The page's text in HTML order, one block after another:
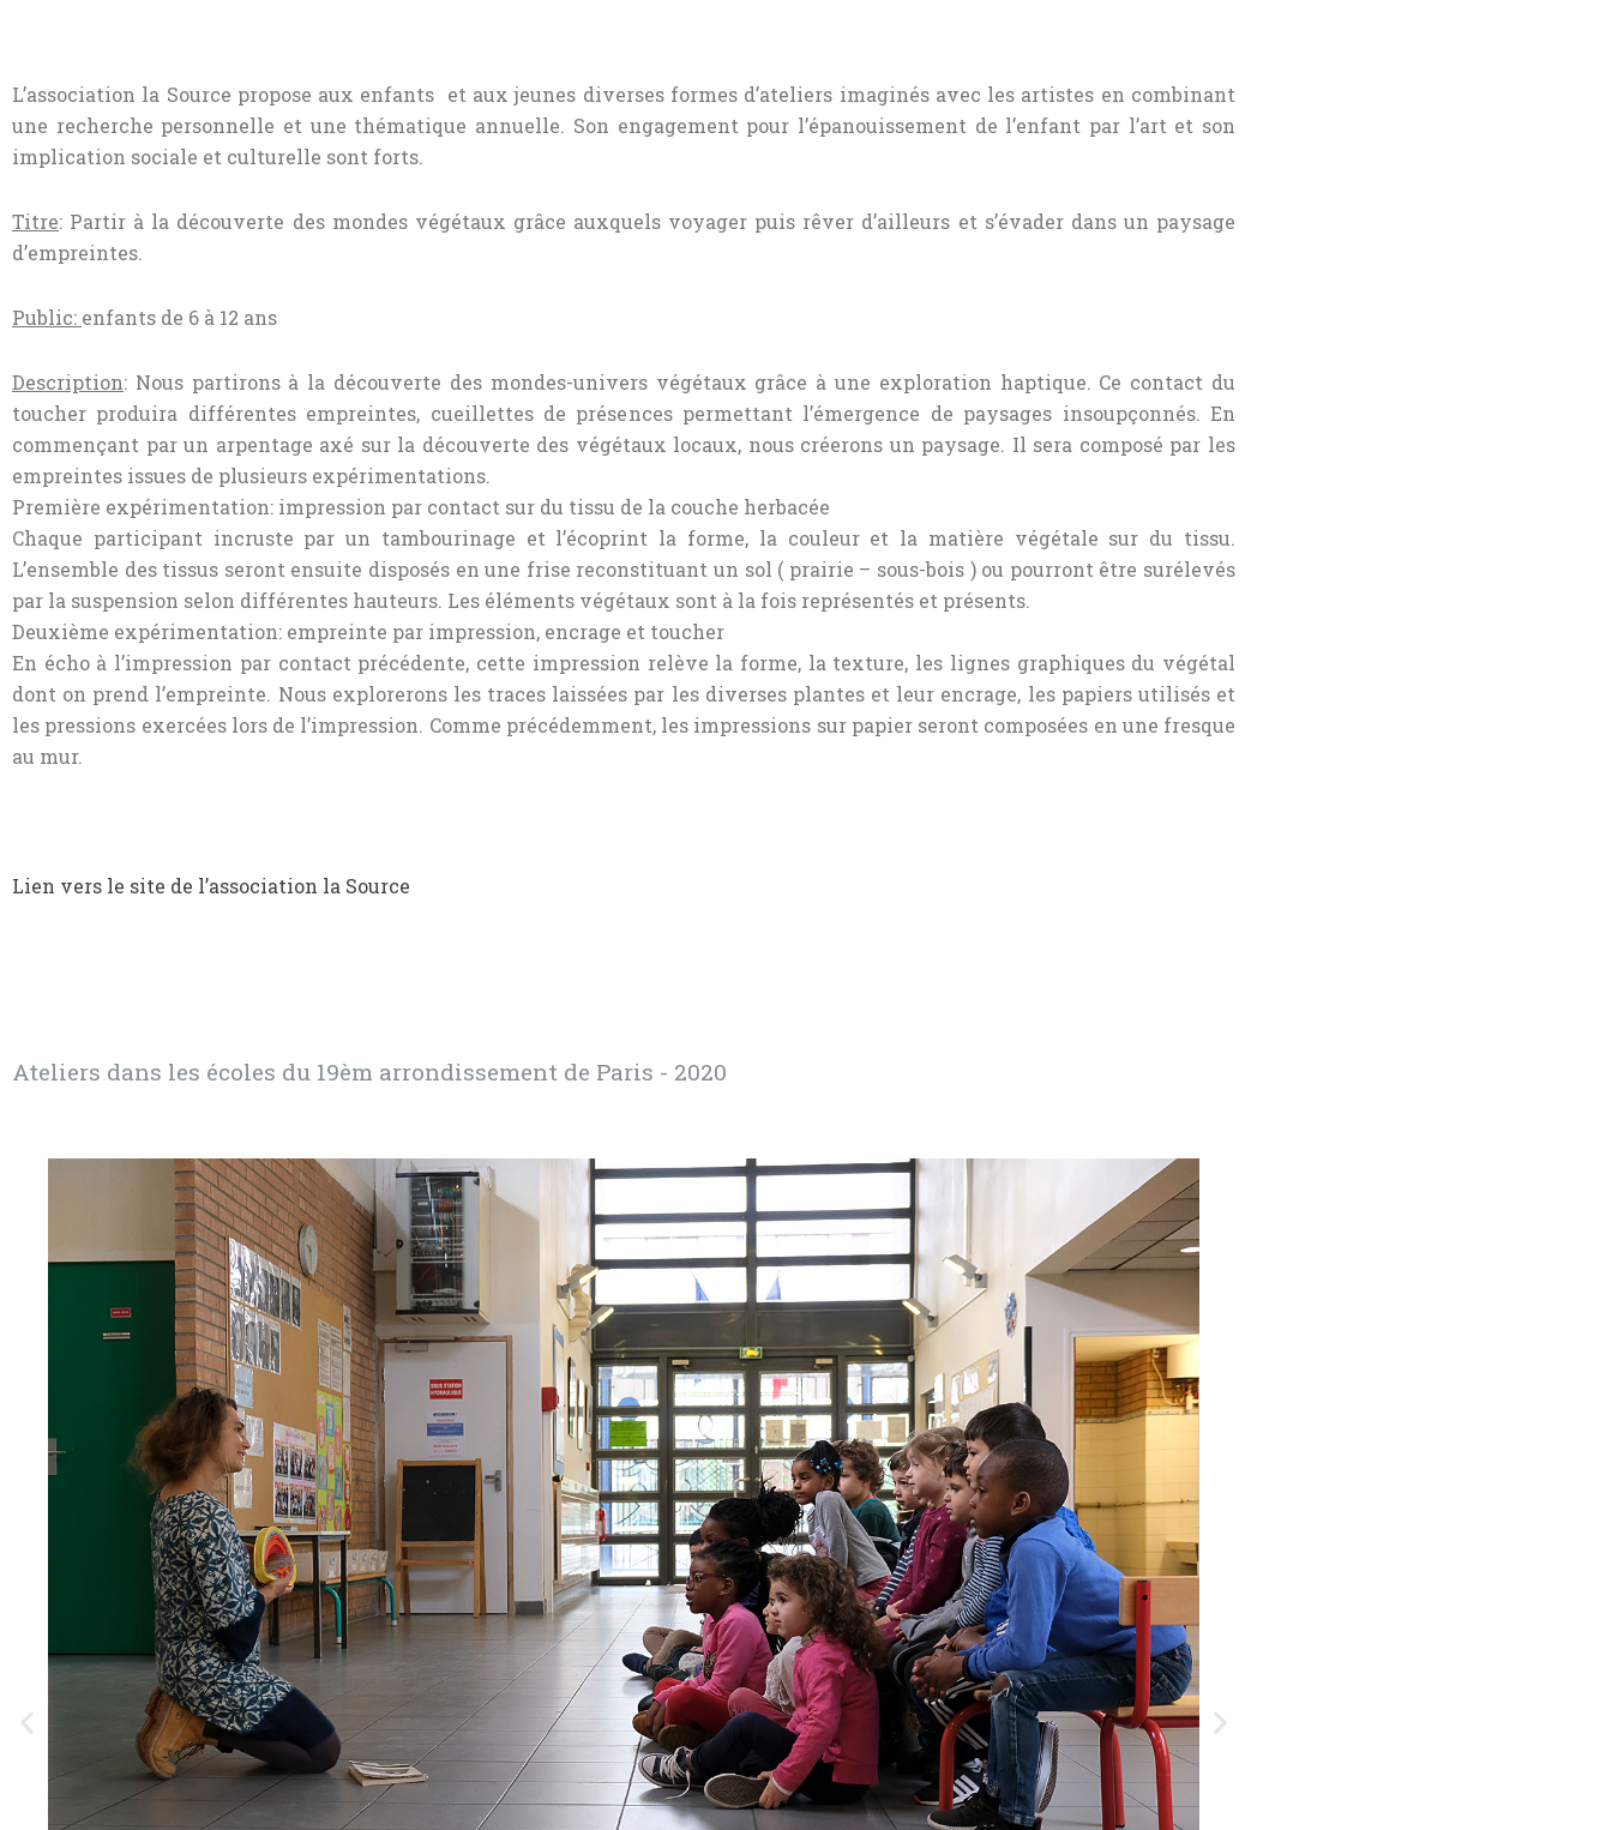
L’association la Source propose aux enfants et aux jeunes diverses formes d’ateliers imaginés avec les artistes en combinant
une recherche personnelle et une thématique annuelle. Son engagement pour l’épanouissement de l’enfant par l’art et son
implication sociale et culturelle sont forts.
Titre: Partir à la découverte des mondes végétaux grâce auxquels voyager puis rêver d’ailleurs et s’évader dans un paysage
d’empreintes.
Public: enfants de 6 à 12 ans
Description: Nous partirons à la découverte des mondes-univers végétaux grâce à une exploration haptique. Ce contact du
toucher produira différentes empreintes, cueillettes de présences permettant l’émergence de paysages insoupçonnés. En
commençant par un arpentage axé sur la découverte des végétaux locaux, nous créerons un paysage. Il sera composé par les
empreintes issues de plusieurs expérimentations.
Première expérimentation: impression par contact sur du tissu de la couche herbacée
Chaque participant incruste par un tambourinage et l’écoprint la forme, la couleur et la matière végétale sur du tissu.
L’ensemble des tissus seront ensuite disposés en une frise reconstituant un sol ( prairie – sous-bois ) ou pourront être surélevés
par la suspension selon différentes hauteurs. Les éléments végétaux sont à la fois représentés et présents.
Deuxième expérimentation: empreinte par impression, encrage et toucher
En écho à l’impression par contact précédente, cette impression relève la forme, la texture, les lignes graphiques du végétal
dont on prend l’empreinte. Nous explorerons les traces laissées par les diverses plantes et leur encrage, les papiers utilisés et
les pressions exercées lors de l’impression. Comme précédemment, les impressions sur papier seront composées en une fresque
au mur.
Lien vers le site de l’association la Source
Ateliers dans les écoles du 19èm arrondissement de Paris - 2020